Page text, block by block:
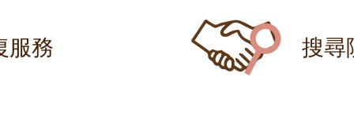
服務 搜尋